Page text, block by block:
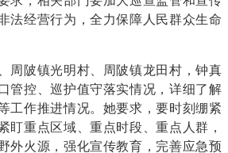
法经营行为，全力保障人民群众生命
陂镇光明村、周陂镇龙田村，钟真
管控、巡护值守落实情况，详细了解
工作推进情况。她要求，要时刻绷紧
盯重点区域、重点时段、重点人群，
外火源，强化宣传教育，完善应急预